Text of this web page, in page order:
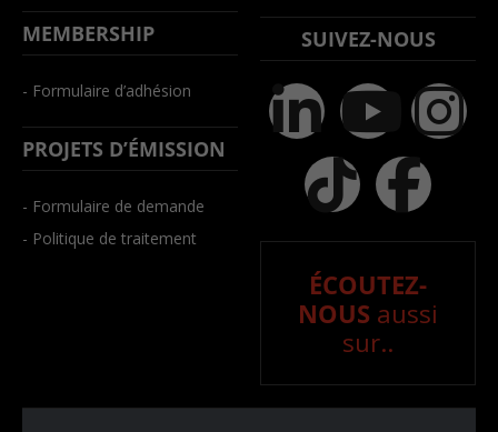
MEMBERSHIP
- Formulaire d’adhésion
PROJETS D’ÉMISSION
- Formulaire de demande
- Politique de traitement
SUIVEZ-NOUS
ÉCOUTEZ-
NOUS aussi
sur..